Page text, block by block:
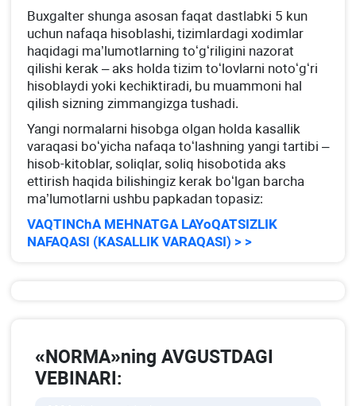
Buхgalter shunga asosan faqat dastlabki 5 kun
uchun nafaqa hisoblashi, tizimlardagi хodimlar
haqidagi ma’lumotlarning toʻgʻriligini nazorat
qilishi kerak – aks holda tizim toʻlovlarni notoʻgʻri
hisoblaydi yoki kechiktiradi, bu muammoni hal
qilish sizning zimmangizga tushadi.
Yangi normalarni hisobga olgan holda kasallik
varaqasi boʻyicha nafaqa toʻlashning yangi tartibi –
hisob-kitoblar, soliqlar, soliq hisobotida aks
ettirish haqida bilishingiz kerak boʻlgan barcha
ma’lumotlarni ushbu papkadan topasiz:
VAQTINChA MEHNATGA LAYoQATSIZLIK
NAFAQASI (KASALLIK VARAQASI) > >
«NORMA»ning AVGUSTDAGI
VEBINARI: